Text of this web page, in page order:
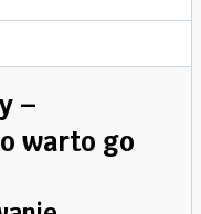
–
warto go